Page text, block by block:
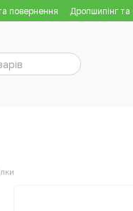
повернення Дропшипінг та